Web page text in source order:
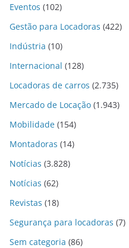
Eventos (102)
Gestão para Locadoras (422)
Indústria (10)
Internacional (128)
Locadoras de carros (2.735)
Mercado de Locação (1.943)
Mobilidade (154)
Montadoras (14)
Notícias (3.828)
Notícias (62)
Revistas (18)
Segurança para locadoras (7)
Sem categoria (86)